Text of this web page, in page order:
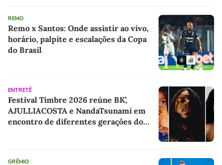
REMO
Remo x Santos: Onde assistir ao vivo,
horário, palpite e escalações da Copa
do Brasil
ENTRETÊ
Festival Timbre 2026 reúne BK’,
AJULLIACOSTA e NandaTsunami em
encontro de diferentes gerações do
GRÊMIO